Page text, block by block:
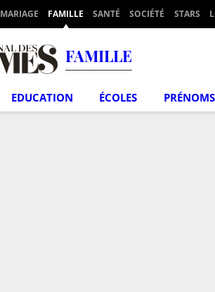
MARIAGE FAMILLE SANTÉ SOCIÉTÉ STARS
FAMILLE
EDUCATION ÉCOLES PRÉNOMS